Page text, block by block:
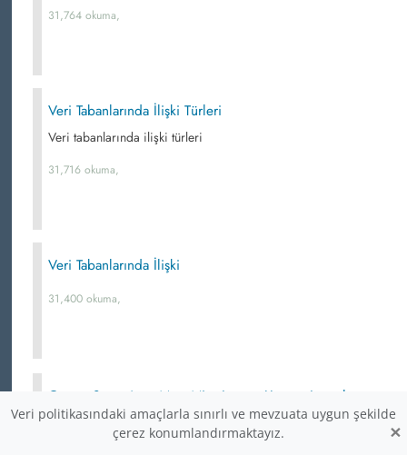
31,764 okuma,
Veri Tabanlarında İlişki Türleri
Veri tabanlarında ilişki türleri
31,716 okuma,
Veri Tabanlarında İlişki
31,400 okuma,
Count, Sum, Avg, Max, Min, Lower, Upper, Length,
Round, Mod, Left, Right, Concat
Sql fonksiyonlarından bazıları
Veri politikasındaki amaçlarla sınırlı ve mevzuata uygun şekilde
çerez konumlandırmaktayız.
×